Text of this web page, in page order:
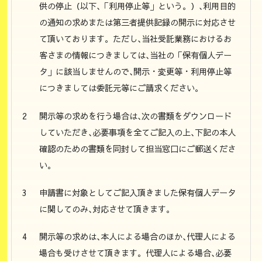
供の停止（以下､「利用停止等」という。）､利用目的
の通知の求めまたは第三者提供記録の開示に対応させ
て頂いております。ただし､当社受託業務におけるお
客さまの情報につきましては､当社の「保有個人デー
タ」に該当しませんので､開示・変更等・利用停止等
につきましては委託元等にご請求ください。
開示等の求めを行う場合は､次の書類をダウンロード
していただき､必要事項を全てご記入の上､下記の本人
確認のための書類を同封して担当窓口にご郵送くださ
い。
申請書に対象としてご記入頂きました保有個人データ
に関してのみ､対応させて頂きます。
開示等の求めは､本人による場合のほか､代理人による
場合も受けさせて頂きます。代理人による場合､必要